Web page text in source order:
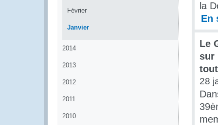
Février
Janvier
2014
2013
2012
2011
2010
la
En
Le
sur
28